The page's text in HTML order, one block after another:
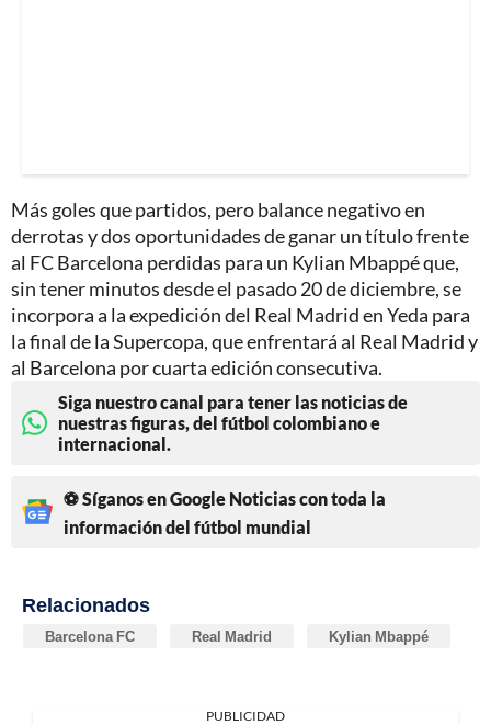
Más goles que partidos, pero balance negativo en
derrotas y dos oportunidades de ganar un título frente
al FC Barcelona perdidas para un Kylian Mbappé que,
sin tener minutos desde el pasado 20 de diciembre, se
incorpora a la expedición del Real Madrid en Yeda para
la final de la Supercopa, que enfrentará al Real Madrid y
al Barcelona por cuarta edición consecutiva.
Siga nuestro canal para tener las noticias de
nuestras figuras, del fútbol colombiano e
internacional.
⚽ Síganos en Google Noticias con toda la
información del fútbol mundial
Relacionados
Barcelona FC Real Madrid Kylian Mbappé
PUBLICIDAD